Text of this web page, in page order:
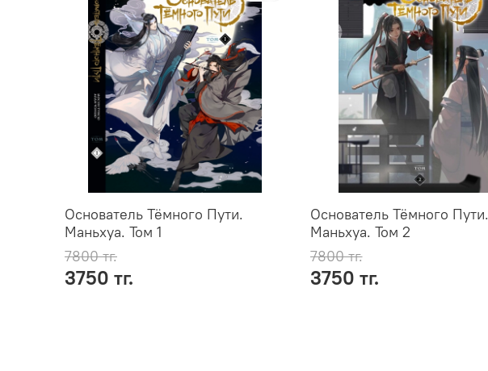
Основатель Тёмного Пути.
Маньхуа. Том 1
7800 тг.
3750 тг.
Основатель Тёмного Пути.
Маньхуа. Том 2
7800 тг.
3750 тг.